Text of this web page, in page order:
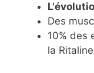
Des
10% des
la